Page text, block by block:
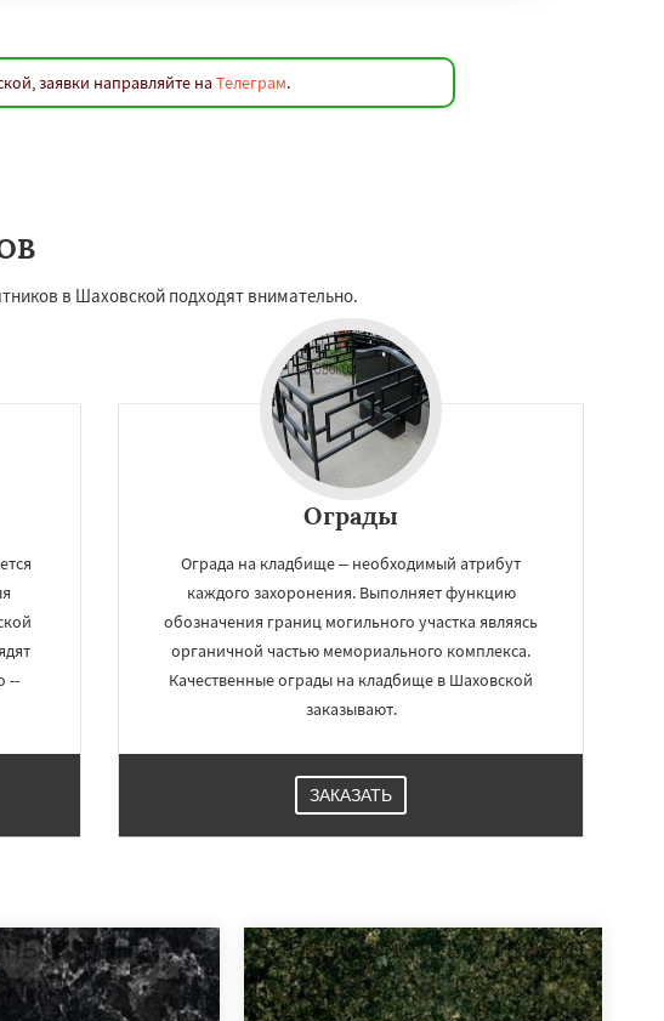
заявки направляйте на Телеграм.
в Шаховской подходят внимательно.
--
Ограды
Ограда на кладбище – необходимый атрибут
каждого захоронения. Выполняет функцию
обозначения границ могильного участка являясь
органичной частью мемориального комплекса.
Качественные ограды на кладбище в Шаховской
заказывают.
ЗАКАЗАТЬ